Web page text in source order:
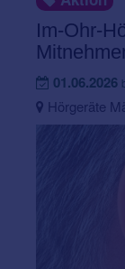
Im-Ohr-
01.06.2026
Hörgeräte